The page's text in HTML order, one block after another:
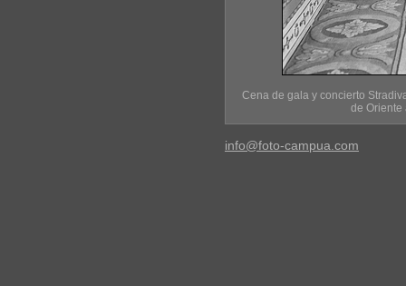
Cena de gala y concierto
de Oriente
info@foto-campua.com